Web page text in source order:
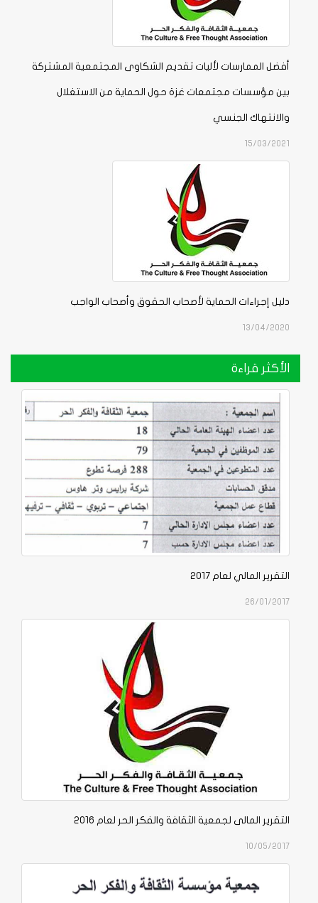
أفضل الممارسات لأليات تقديم الشكاوى المجتمعية المشتركة
بين مؤسسات مجتمعات غزة حول الحماية من الاستغلال
والانتهاك الجنسي
15/03/2021
دليل إجراءات الحماية لأصحاب الحقوق وأصحاب الواجب
13/04/2020
الأكثر قراءة
التقرير المالي لعام 2017
26/01/2017
التقرير المالى لجمعية الثقافة والفكر الحر لعام 2016
10/05/2017